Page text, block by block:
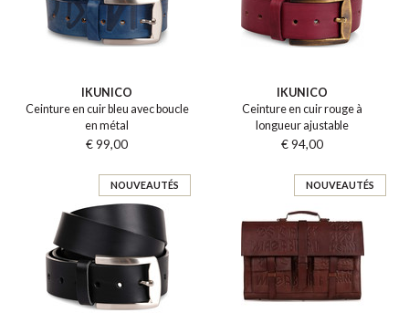
IKUNICO
Ceinture en cuir bleu avec boucle
en métal
€ 99,00
IKUNICO
Ceinture en cuir rouge à
longueur ajustable
€ 94,00
NOUVEAUTÉS NOUVEAUTÉS